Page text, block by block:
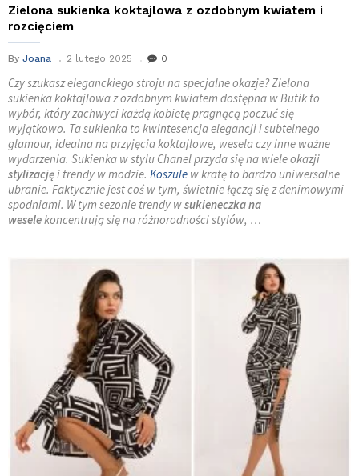
Zielona sukienka koktajlowa z ozdobnym kwiatem i
rozcięciem
By Joana 2 lutego 2025 0
Czy szukasz eleganckiego stroju na specjalne okazje? Zielona
sukienka koktajlowa z ozdobnym kwiatem dostępna w Butik to
wybór, który zachwyci każdą kobietę pragnącą poczuć się
wyjątkowo. Ta sukienka to kwintesencja elegancji i subtelnego
glamour, idealna na przyjęcia koktajlowe, wesela czy inne ważne
wydarzenia. Sukienka w stylu Chanel przyda się na wiele okazji
stylizacjęi trendy w modzie. Koszule w kratę to bardzo uniwersalne
ubranie. Faktycznie jest coś w tym, świetnie łączą się z denimowymi
spodniami. W tym sezonie trendy wsukieneczka na
weselekoncentrują się na różnorodności stylów, …